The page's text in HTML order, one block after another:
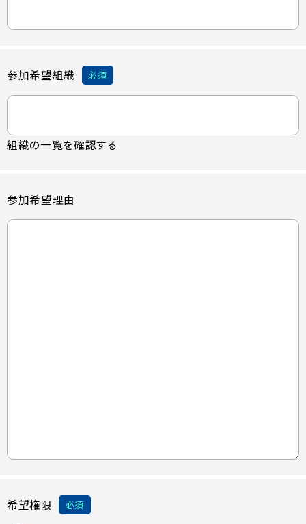
参加希望組織 必須
組織の一覧を確認する
参加希望理由
希望権限 必須